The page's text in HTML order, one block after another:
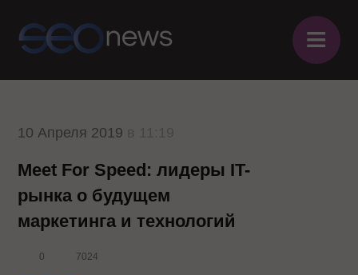
≡
10 Апреля 2019
Meet For Speed: лидеры IT-
рынка о будущем
маркетинга и технологий
0 7024